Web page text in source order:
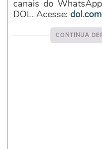
canais do
DOL. Acesse: